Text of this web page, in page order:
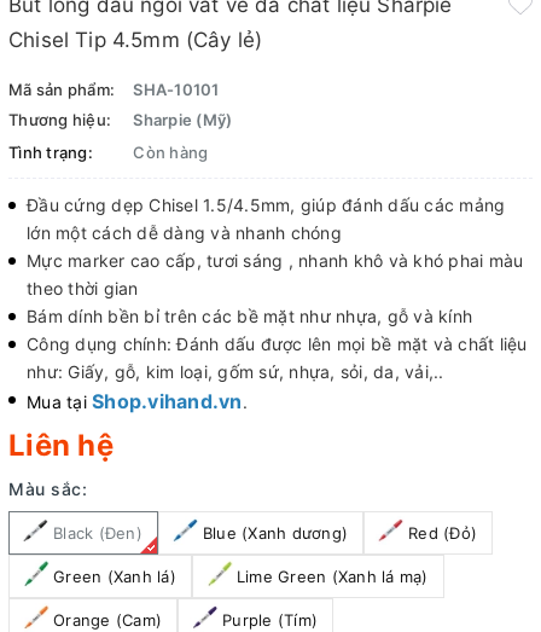
Bút lông dầu ngòi vát vẽ đa chất liệu Sharpie
Chisel Tip 4.5mm (Cây lẻ)
Mã sản phẩm:
SHA-10101
Thương hiệu:
Sharpie (Mỹ)
Tình trạng:
Còn hàng
Đầu cứng dẹp Chisel 1.5/4.5mm, giúp đánh dấu các mảng
lớn một cách dễ dàng và nhanh chóng
Mực marker cao cấp, tươi sáng , nhanh khô và khó phai màu
theo thời gian
Bám dính bền bỉ trên các bề mặt như nhựa, gỗ và kính
Công dụng chính: Đánh dấu được lên mọi bề mặt và chất liệu
như: Giấy, gỗ, kim loại, gốm sứ, nhựa, sỏi, da, vải,..
Mua tại Shop.vihand.vn.
Liên hệ
Màu sắc:
Black (Đen) Blue (Xanh dương) Red (Đỏ)
Green (Xanh lá) Lime Green (Xanh lá mạ)
Orange (Cam) Purple (Tím)